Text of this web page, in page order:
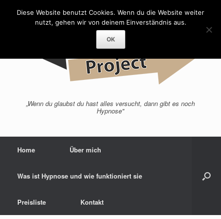
„Wenn du glaubst du hast alles versucht, dann gibt es noch
Hypnose"
Home Über mich
Was ist Hypnose und wie funktioniert sie
Preisliste Kontakt
Diese Website benutzt Cookies. Wenn du die Website weiter
nutzt, gehen wir von deinem Einverständnis aus.
OK